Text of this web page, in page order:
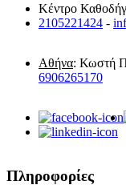
Κέντρο
2105221424 -
Αθήνα: Κωστή
6906265170
Πληροφορίες